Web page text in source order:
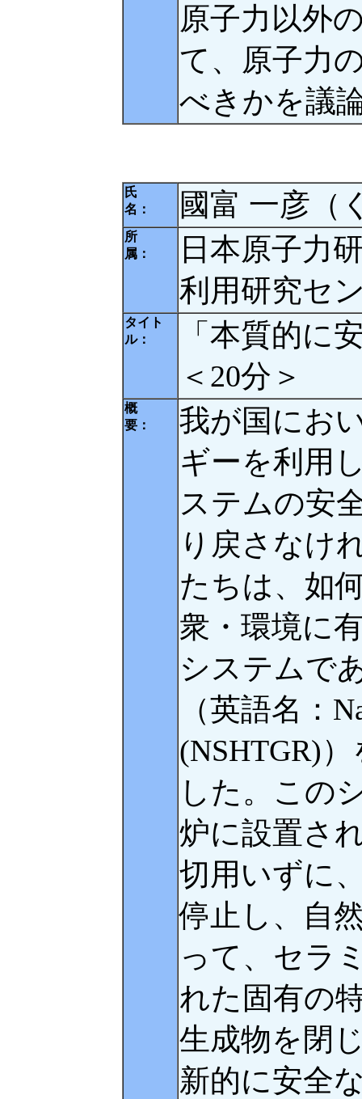
原子力以外
て、原子力
べきかを議
氏
名：
國富 一彦（
所
属：
日本原子力
利用研究セ
タイト
ル：
「本質的
＜20分＞
概
要：
我が国にお
ギーを利用
ステムの安
り戻さなけ
たちは、如
衆・環境に
システムで
（英語名：
(NSHTGR)
した。この
炉に設置さ
切用いずに
停止し、自
って、セラ
れた固有の
生成物を閉
新的に安全